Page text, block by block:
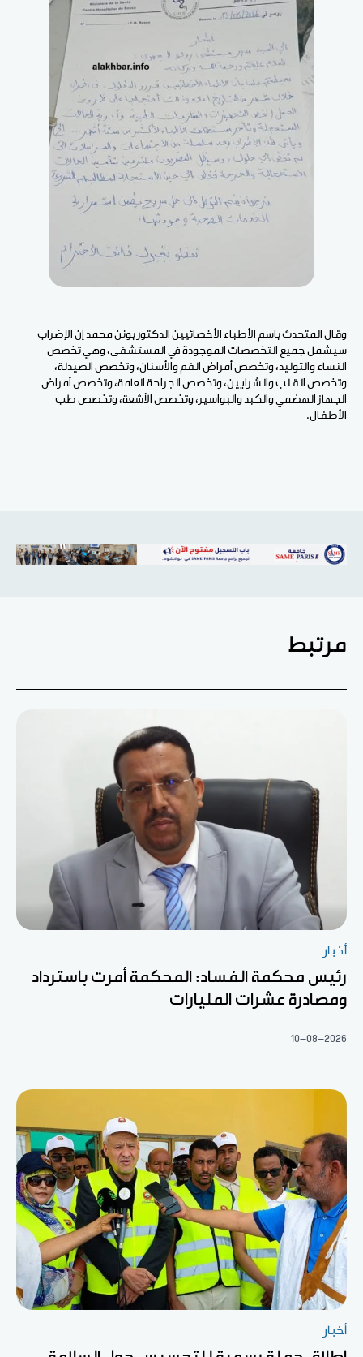
وقال المتحدث باسم الأطباء الأخصائيين الدكتور بونن محمد إن الإضراب
سيشمل جميع التخصصات الموجودة في المستشفى، وهي تخصص
النساء والتوليد، وتخصص أمراض الفم والأسنان، وتخصص الصيدلة،
وتخصص القلب والشرايين، وتخصص الجراحة العامة، وتخصص أمراض
الجهاز الهضمي والكبد والبواسير، وتخصص الأشعة، وتخصص طب
الأطفال.
مرتبط
أخبار
رئيس محكمة الفساد: المحكمة أمرت باسترداد
ومصادرة عشرات المليارات
10-08-2026
أخبار